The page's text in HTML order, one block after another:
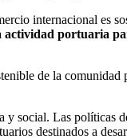
internacional es
actividad portuaria
de la
y social. Las políticas
destinados a